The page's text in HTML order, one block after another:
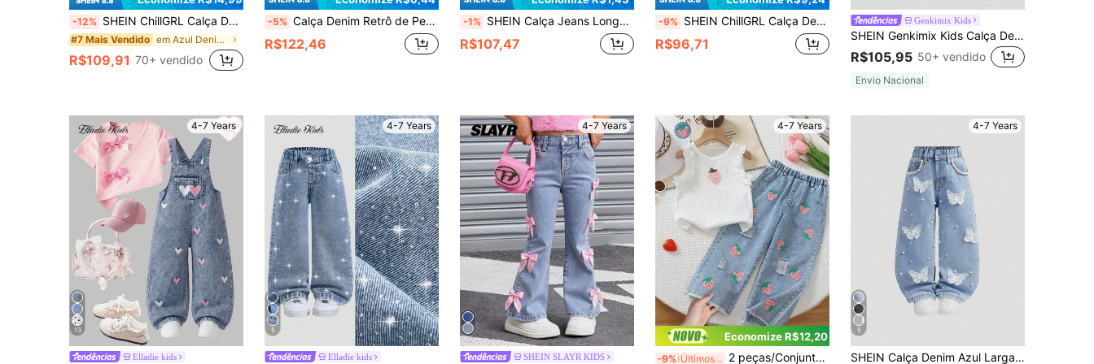
-12% SHEIN ChillGRL Calça Denim Denim de Verão para Menina Jovem, Azul Lavagem de Neve, Doce, Design de Bordado Floral Rosa, Perna Reta Perna Larga
#7 Mais Vendido em Azul Denim para meninas jovens
R$109,91 70+ vendido
-5% Calça Denim Retrô de Perna Larga com Bordado de Letra 3D e Laço para Meninas, Moda Versátil, Doce e Estilo de Rua Resfriado, Adequado para Primavera, Verão, Outono e Inverno
R$122,46
-1% SHEIN Calça Jeans Longa Fina para Primavera e Verão, Menina Jovem, Lavagem Azul Médio, Tecido de Algodão Puro Macio e Confortável, Modelagem Solta Versátil e Fashion, Design Desgastado Personalizado, Decoração com Aplicação de Coração Bordado, Cós Assimétrico
R$107,47
-9% SHEIN ChillGRL Calça Denim Reta com Cintura Elástica, Estampa de Borboleta, Lavagem Wind Washed Azul Escuro, Casual e Fofa para Meninas Jovens, Escola, Campus, Faculdade
R$96,71
Genkimix Kids
SHEIN Genkimix Kids Calça Denim Flare Infantil Feminina Azul Claro Desbotada, Estilo Casual Retrô Chique Y2K Recomendado para Uso Diário, com Aplique de Estrela 3D, Barra Desfiada, Cintura Elástica e Fechamento com Botão, Silhueta Flare Larga, Adequada para Todas as Estações
R$105,95 50+ vendido
Envio Nacional
4-7 Years
13
Elladie kids
4-7 Years
5
Elladie kids
4-7 Years
SHEIN SLAYR KIDS
4-7 Years
Economize R$12,20
-9% Últimos 3 dias 2 peças/Conjunto Menina Pequena Verão Fofo Patch de Morango Tecido Texturizado Branco Gola Redonda Regata Sem Mangas e Calça Jeans Azul Desgastada Perna Larga Solta Longa
4-7 Years
5
SHEIN Calça Denim Azul Larga com Estampa de Borboleta e Aplicação de Pérolas Brancas para Meninas Jovens